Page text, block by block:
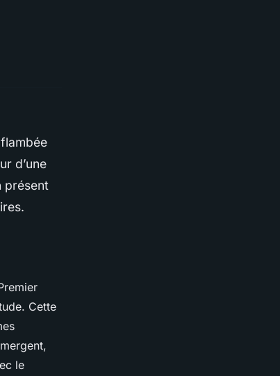
d’une
présent
Cette
le